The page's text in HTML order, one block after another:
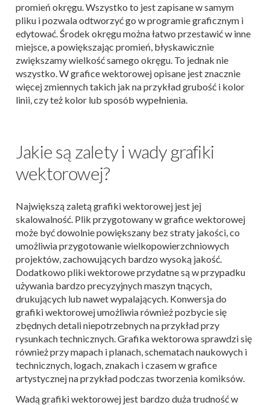
promień okręgu. Wszystko to jest zapisane w samym
pliku i pozwala odtworzyć go w programie graficznym i
edytować. Środek okręgu można łatwo przestawić w inne
miejsce, a powiększając promień, błyskawicznie
zwiększamy wielkość samego okręgu. To jednak nie
wszystko. W grafice wektorowej opisane jest znacznie
więcej zmiennych takich jak na przykład grubość i kolor
linii, czy też kolor lub sposób wypełnienia.
Jakie są zalety i wady grafiki
wektorowej?
Największą zaletą grafiki wektorowej jest jej
skalowalność. Plik przygotowany w grafice wektorowej
może być dowolnie powiększany bez straty jakości, co
umożliwia przygotowanie wielkopowierzchniowych
projektów, zachowujących bardzo wysoką jakość.
Dodatkowo pliki wektorowe przydatne są w przypadku
używania bardzo precyzyjnych maszyn tnących,
drukujących lub nawet wypalających. Konwersja do
grafiki wektorowej umożliwia również pozbycie się
zbędnych detali niepotrzebnych na przykład przy
rysunkach technicznych. Grafika wektorowa sprawdzi się
również przy mapach i planach, schematach naukowych i
technicznych, logach, znakach i czasem w grafice
artystycznej na przykład podczas tworzenia komiksów.
Wadą grafiki wektorowej jest bardzo duża trudność w